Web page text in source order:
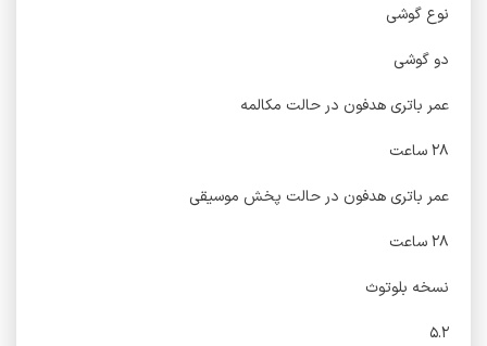
نوع گوشی
دو گوشی
عمر باتری هدفون در حالت مکالمه
۲۸ ساعت
عمر باتری هدفون در حالت پخش موسیقی
۲۸ ساعت
نسخه بلوتوث
۵.۲